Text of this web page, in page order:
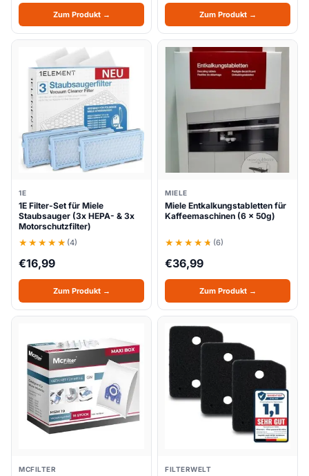
Zum Produkt → Zum Produkt →
1E
1E Filter-Set für Miele
Staubsauger (3x HEPA- & 3x
Motorschutzfilter)
(4)
€16,99
Zum Produkt →
MIELE
Miele Entkalkungstabletten für
Kaffeemaschinen (6 x 50g)
(6)
€36,99
Zum Produkt →
MCFILTER FILTERWELT